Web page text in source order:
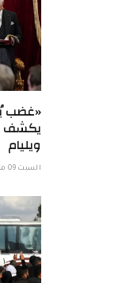
«غضب
يكشف
ويليام
السبت 09 مايو 10:56 ص